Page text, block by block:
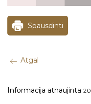
Spausdinti
Atgal
Informacija atnaujinta